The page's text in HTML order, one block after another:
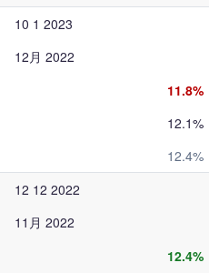
10 1 2023
12月 2022
11.8%
12.1%
12.4%
12 12 2022
11月 2022
12.4%